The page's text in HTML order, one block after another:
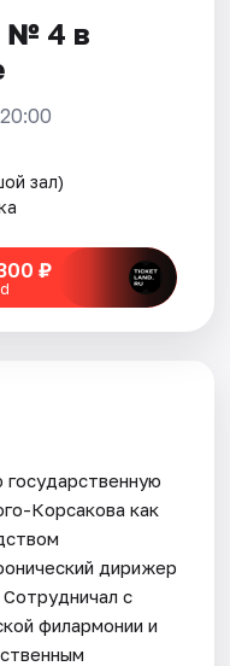
№ 4 в
зал)
₽
Корсакова как
дирижер
с
филармонии и